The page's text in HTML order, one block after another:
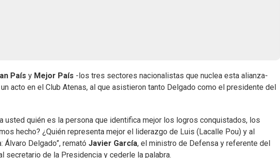
País y Mejor País -los tres sectores nacionalistas que nuclea esta alianza-
acto en el Club Atenas, al que asistieron tanto Delgado como el presidente del
usted quién es la persona que identifica mejor los logros conquistados, los
hecho? ¿Quién representa mejor el liderazgo de Luis (Lacalle Pou) y al
Delgado”, remató Javier García, el ministro de Defensa y referente del
secretario de la Presidencia y cederle la palabra.